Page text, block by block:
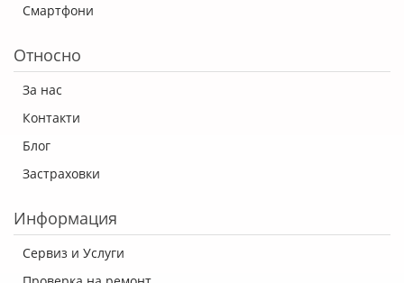
Смартфони
Относно
За нас
Контакти
Блог
Застраховки
Информация
Сервиз и Услуги